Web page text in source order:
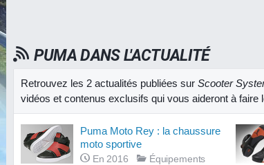
PUMA DANS L'ACTUALITÉ
Retrouvez les 2 actualités publiées sur Scooter
vidéos et contenus exclusifs qui vous aideront à faire
Puma Moto Rey : la chaussure
moto sportive
En 2016 Équipements